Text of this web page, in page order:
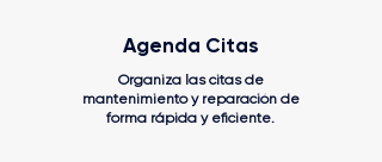
Agenda Citas
Organiza las citas de
mantenimiento y reparación de
forma rápida y eficiente.